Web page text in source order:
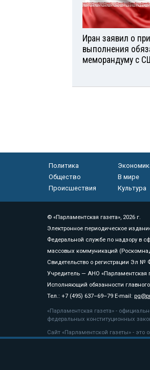
Иран заявил о
выполнения
меморандуму с
Политика
Общество
В мире
Происшествия
Культура
© «Парламентская газета», 2026 г.
Электронное периодическое
Федеральной службе по надзору в
массовых коммуникаций
Свидетельство о регистрации Эл №
Учредитель — АНО «Парламентская
Исполняющий обязанности
Тел.: +7 (495) 637–69–79 E-mail:
«Парламентская газета» -
федеральных конституционных
Сайт «Парламентской газеты» - это
«Парламентской газеты» активная